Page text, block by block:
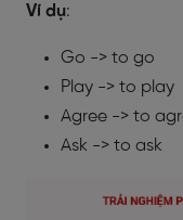
Ví dụ:
Go -> to go
Play -> to play
Agree -> to
Ask -> to ask